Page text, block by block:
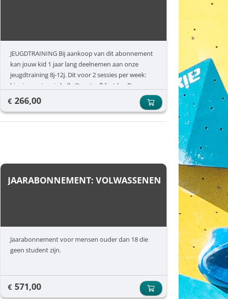
JEUGDTRAINING Bij aankoop van dit abonnement
kan jouw kid 1 jaar lang deelnemen aan onze
jeugdtraining 8j-12j. Dit voor 2 sessies per week:
kies je sessies via hallo@gustaafklimt.be. De
toegang is nog apart aan te kopen.
€ 266,00
JAARABONNEMENT: VOLWASSENEN
Jaarabonnement voor mensen ouder dan 18 die
geen student zijn.
€ 571,00